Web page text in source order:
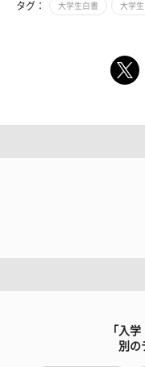
タグ： 大学生白書 大学生
「入
別の